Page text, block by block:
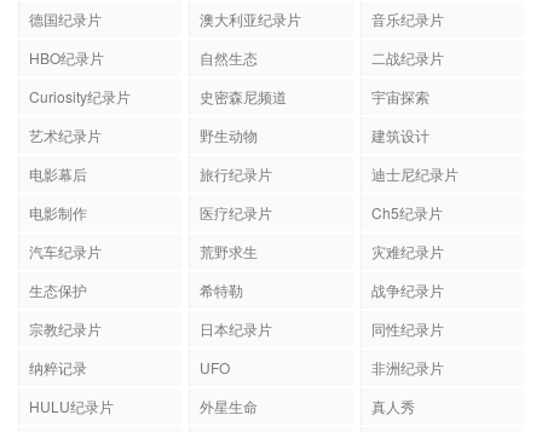
德国纪录片
澳大利亚纪录片
音乐纪录片
HBO纪录片
自然生态
二战纪录片
Curiosity纪录片
史密森尼频道
宇宙探索
艺术纪录片
野生动物
建筑设计
电影幕后
旅行纪录片
迪士尼纪录片
电影制作
医疗纪录片
Ch5纪录片
汽车纪录片
荒野求生
灾难纪录片
生态保护
希特勒
战争纪录片
宗教纪录片
日本纪录片
同性纪录片
纳粹记录
UFO
非洲纪录片
HULU纪录片
外星生命
真人秀